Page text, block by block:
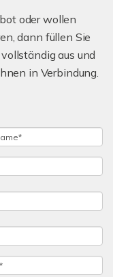
oder wollen
dann füllen Sie
aus und
in Verbindung.